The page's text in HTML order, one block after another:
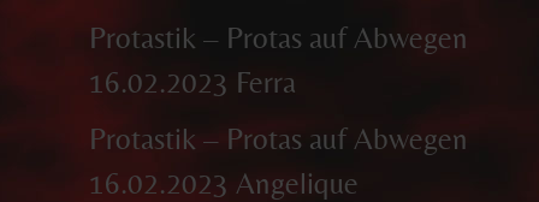
Protastik – Protas auf Abwegen
16.02.2023 Ferra
Protastik – Protas auf Abwegen
16.02.2023 Angelique